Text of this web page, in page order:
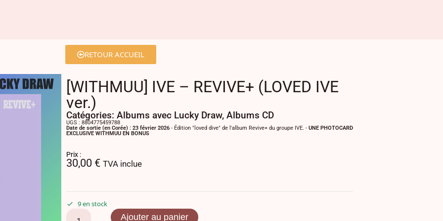
RETOUR ACCUEIL
[WITHMUU] IVE – REVIVE+ (LOVED IVE
ver.)
Catégories: Albums avec Lucky Draw, Albums CD
UGS : 8804775459788
Date de sortie (en Corée) : 23 février 2026 - Édition "loved dive" de l'album Revive+ du groupe IVE. - UNE PHOTOCARD
EXCLUSIVE WITHMUU EN BONUS
Prix :
30,00 € TVA inclue
9 en stock
Ajouter au panier